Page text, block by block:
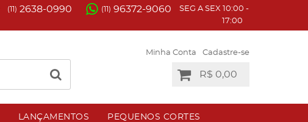
(11) 2638-0990 (11) 96372-9060
SEG A SEX 10:00 -
17:00
Minha Conta Cadastre-se
R$ 0,00
LANÇAMENTOS PEQUENOS CORTES